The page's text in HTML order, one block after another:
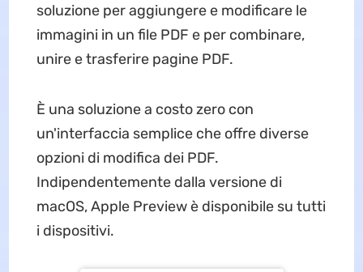
soluzione per aggiungere e modificare le
immagini in un file PDF e per combinare,
unire e trasferire pagine PDF.
È una soluzione a costo zero con
un'interfaccia semplice che offre diverse
opzioni di modifica dei PDF.
Indipendentemente dalla versione di
macOS, Apple Preview è disponibile su tutti
i dispositivi.